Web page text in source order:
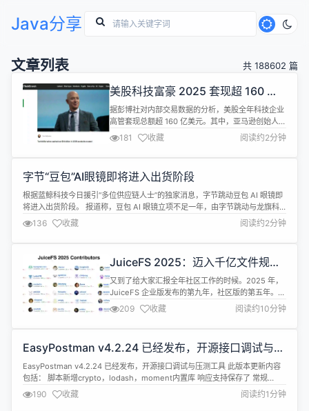
Java分享
文章列表 共 188602 篇
美股科技富豪 2025 套现超 160 亿
美元，贝索斯居首
据彭博社对内部交易数据的分析，美股全年科技企业
高管套现总额超 160 亿美元。其中，亚马逊创始人贝
索斯于 6 月和 7 月出售了 2500 万股股票，以 57 亿
美元套现额位居榜首；并在此期间与劳伦・桑切斯在
威尼斯举行了婚礼。 甲骨文公司前首席执行官 Safra
Michael Dell 则以 22 亿...
181 收藏 阅读约2分钟
字节“豆包”AI眼镜即将进入出货阶段
根据蓝鲸科技今日援引“多位供应链人士”的独家消息，字节跳动豆包 AI 眼镜即
将进入出货阶段。 报道称，豆包 AI 眼镜立项不足一年，由字节跳动与龙旗科
技在龙旗惠州工厂联合研发，量产工作则交给龙旗南昌工厂。双方建立了长期
合作关系，且基于一款成熟产品形成了标准化技术基线。目前，龙旗科技对 AI
眼镜订单的起订量要求已达 100 万台。 报道提到，龙旗负责底层 U...
136 收藏 阅读约2分钟
JuiceFS 2025：迈入千亿文件规
模，开源第五年持续高速增长
又到了给大家汇报全年社区工作的时候。2025 年，
JuiceFS 企业版发布的第九年，社区版的第五年。这
一年，我们专注一如既往，打造一款高效易用的文件
系统。 各项使用指标延续了上一年的增长势头，社区
版数据量增长 89%，超 1.3 EB；营收连续第三年
2025 年，JuiceFS 社区版继续聚焦通用性，尤其...
209 收藏 阅读约10分钟
EasyPostman v4.2.24 已经发布，开源接口调试与压
测工具
EasyPostman v4.2.24 已经发布，开源接口调试与压测工具 此版本更新内容
包括： 脚本新增crypto，lodash，moment内置库 响应支持保存了 常规
bugfix 详情查看：https://gitee.com/lakernote/easy-
postman/releases/v4.2.24
190 收藏 阅读约1分钟